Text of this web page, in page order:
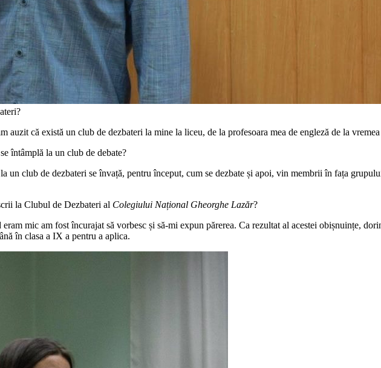
auzit că există un club de dezbateri la mine la liceu, de la profesoara mea de engleză de la
întâmplă la un club de debate?
un club de dezbateri se învață, pentru început, cum se dezbate și apoi, vin membrii în fața
la Clubul de Dezbateri al Colegiului Național Gheorghe Lazăr?
eram mic am fost încurajat să vorbesc și să-mi expun părerea. Ca rezultat al acestei obișnuințe,
în clasa a IX a pentru a aplica.